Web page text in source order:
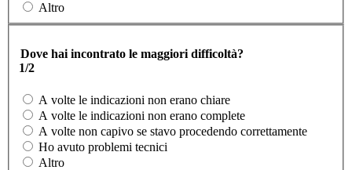
Altro
Dove hai incontrato le maggiori difficoltà?
1/2
A volte le indicazioni non erano chiare
A volte le indicazioni non erano complete
A volte non capivo se stavo procedendo correttamente
Ho avuto problemi tecnici
Altro